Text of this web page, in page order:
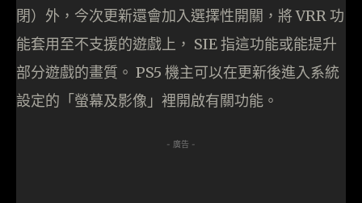
閉）外，今次更新還會加入選擇性開關，將 VRR 功
能套用至不支援的遊戲上， SIE 指這功能或能提升
部分遊戲的畫質。 PS5 機主可以在更新後進入系統
設定的「螢幕及影像」裡開啟有關功能。
- 廣告 -